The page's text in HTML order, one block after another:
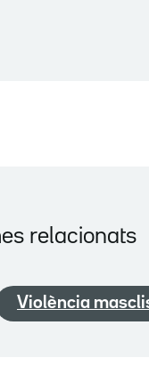
relacionats
Violència